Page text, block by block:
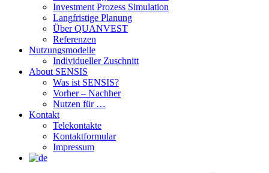
Investment Prozess Simulation
Langfristige Planung
Über QUANVEST
Referenzen
Nutzungsmodelle
Individueller Zuschnitt
About SENSIS
Was ist SENSIS?
Vorher – Nachher
Nutzen für …
Kontakt
Telekontakte
Kontaktformular
Impressum